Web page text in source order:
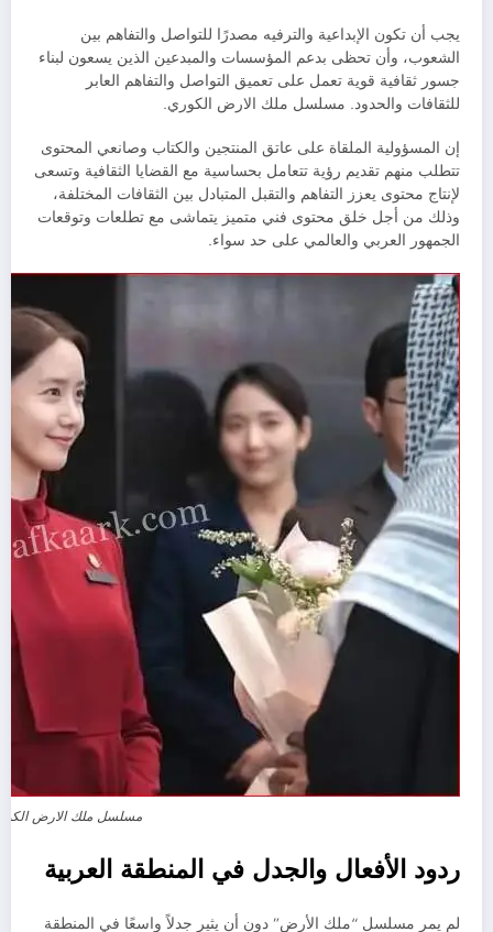
يجب أن تكون الإبداعية والترفيه مصدرًا للتواصل والتفاهم بين
الشعوب، وأن تحظى بدعم المؤسسات والمبدعين الذين يسعون لبناء
جسور ثقافية قوية تعمل على تعميق التواصل والتفاهم العابر
للثقافات والحدود. مسلسل ملك الارض الكوري.
إن المسؤولية الملقاة على عاتق المنتجين والكتاب وصانعي المحتوى
تتطلب منهم تقديم رؤية تتعامل بحساسية مع القضايا الثقافية وتسعى
لإنتاج محتوى يعزز التفاهم والتقبل المتبادل بين الثقافات المختلفة،
وذلك من أجل خلق محتوى فني متميز يتماشى مع تطلعات وتوقعات
الجمهور العربي والعالمي على حد سواء.
مسلسل ملك الارض
ردود الأفعال والجدل في المنطقة العربية
لم يمر مسلسل “ملك الأرض” دون أن يثير جدلاً واسعًا في المنطقة